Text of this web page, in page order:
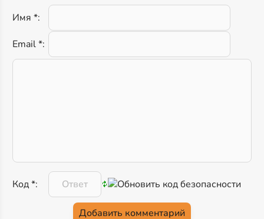
Имя *:
Email *:
Код *: